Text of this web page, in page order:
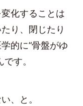
化することは
り、閉じたり
的に“骨盤がゆ
す。
、と。